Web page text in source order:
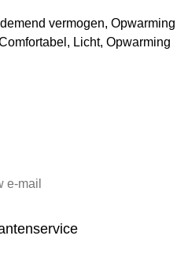
vermogen, Opwarming
Licht, Opwarming